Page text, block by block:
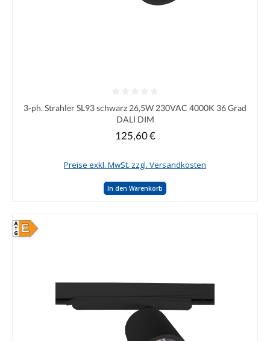
Durchschnittliche Bewertung von 0 von 5 Sternen
3-ph. Strahler SL93 schwarz 26,5W 230VAC 4000K 36 Grad
DALI DIM
Regulärer Preis:
125,60 €
Preise exkl. MwSt. zzgl. Versandkosten
In den Warenkorb
E